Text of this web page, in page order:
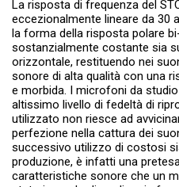
La risposta di frequenza del
eccezionalmente lineare da 30
la forma della risposta polare
sostanzialmente costante sia
orizzontale, restituendo nei
sonore di alta qualità con una
e morbida. I microfoni da
altissimo livello di fedeltà di
utilizzato non riesce ad
perfezione nella cattura dei
successivo utilizzo di costosi
produzione, è infatti una
caratteristiche sonore che un